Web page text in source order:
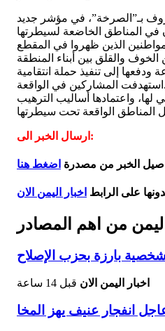
بـ”الصرخة”، في مؤشر جديد
الذين ظهروا في المقطع
إلى تنفيذ حملة انتقامية
استهدفت المشاركين في الواقعة.
واعتمادها أساليب الترهيب
ارسال الخبر الى:
الخبر من مصدرة اضغط هنا
على الرابط اخبار اليمن الان
اليمن من اهم المصادر
بارزة بحزب الإصلاح
اخبار اليمن الان قبل 14 ساعة
انفجار عنيف يهز المخا